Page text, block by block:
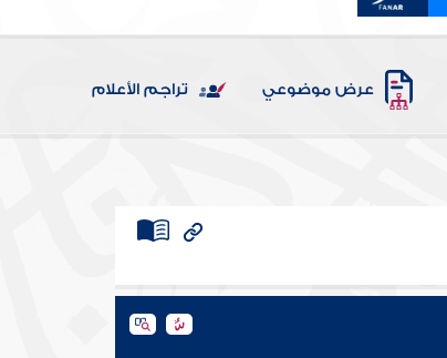
عرض موضوعي تراجم الأعلام